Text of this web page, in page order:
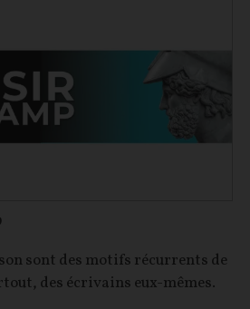
sont des motifs récurrents de
des écrivains eux-mêmes.